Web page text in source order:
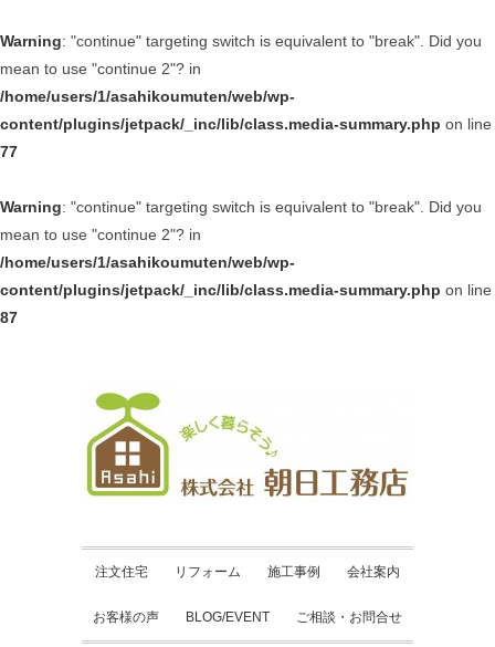
Warning: "continue" targeting switch is equivalent to "break". Did you
mean to use "continue 2"? in
/home/users/1/asahikoumuten/web/wp-
content/plugins/jetpack/_inc/lib/class.media-summary.php on line
77
Warning: "continue" targeting switch is equivalent to "break". Did you
mean to use "continue 2"? in
/home/users/1/asahikoumuten/web/wp-
content/plugins/jetpack/_inc/lib/class.media-summary.php on line
87
注文住宅 リフォーム 施工事例 会社案内
お客様の声 BLOG/EVENT ご相談・お問合せ